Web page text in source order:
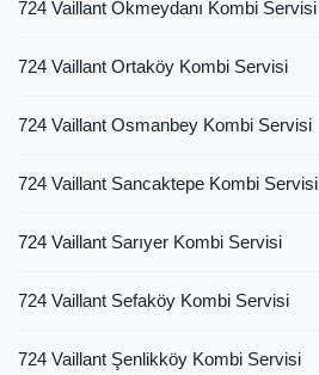
724 Vaillant Okmeydanı Kombi Servisi
724 Vaillant Ortaköy Kombi Servisi
724 Vaillant Osmanbey Kombi Servisi
724 Vaillant Sancaktepe Kombi Servisi
724 Vaillant Sarıyer Kombi Servisi
724 Vaillant Sefaköy Kombi Servisi
724 Vaillant Şenlikköy Kombi Servisi